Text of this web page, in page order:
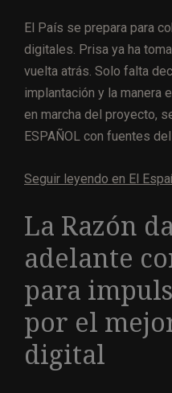
El País se prepara para
digitales. Prisa ya ha
vuelta atrás. Solo falta
implantación y la manera
en marcha del proyecto,
ESPAÑOL con fuentes
Seguir leyendo en El
La Razón
adelante
para
por el
digital